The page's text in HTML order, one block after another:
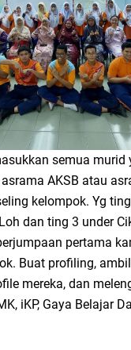
semua murid
AKSB atau
kelompok. Yg
dan ting 3 under
pertama
Buat profiling,
mereka, dan
iKP, Gaya Belajar